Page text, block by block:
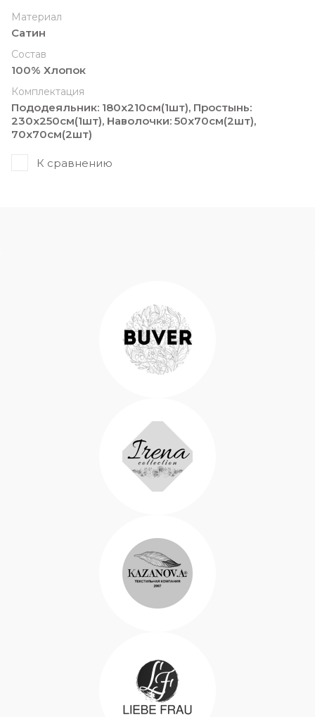
Материал
Сатин
Состав
100% Хлопок
Комплектация
Пододеяльник: 180х210cм(1шт), Простынь:
230x250cм(1шт), Наволочки: 50х70cм(2шт),
70х70cм(2шт)
К сравнению